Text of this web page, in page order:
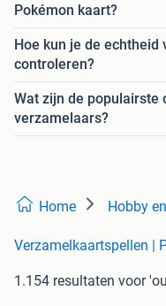
Pokémon kaart?
Hoe kun je de echtheid
controleren?
Wat zijn de populairste
verzamelaars?
Home Hobby
Verzamelkaartspellen |
1.154 resultaten voor